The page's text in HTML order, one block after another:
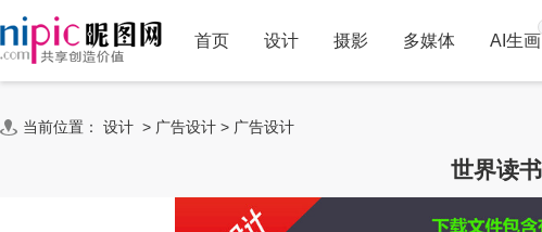
首页 设计 摄影 多媒体 AI生画
当前位置： 设计 > 广告设计 > 广告设计
世界读